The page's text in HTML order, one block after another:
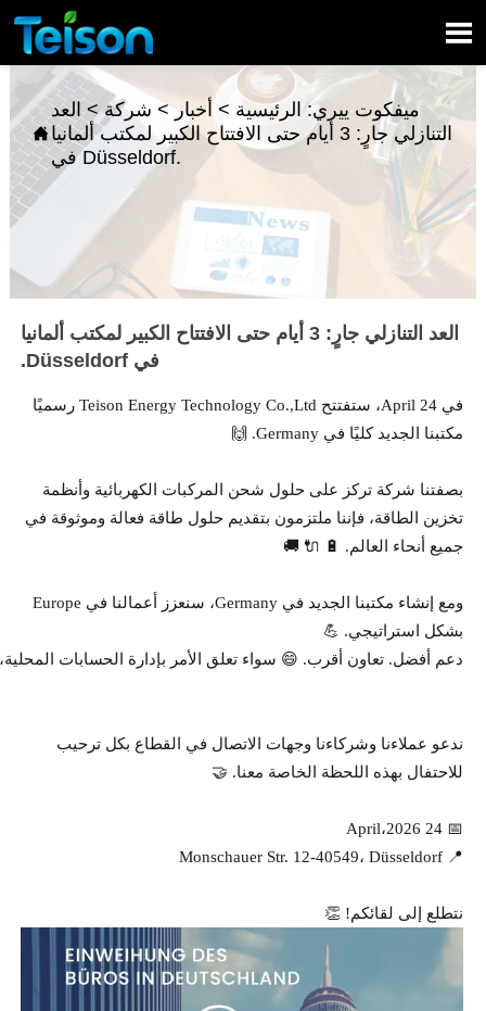


ميفكوت ييري: الرئيسية > أخبار> شركة> العد
التنازلي جارٍ: 3 أيام حتى الافتتاح الكبير لمكتب ألمانيا
في Düsseldorf.
العد التنازلي جارٍ: 3 أيام حتى الافتتاح الكبير لمكتب ألمانيا
في Düsseldorf.
في 24 April، ستفتتح Teison Energy Technology Co.,Ltd رسميًا
مكتبنا الجديد كليًا في Germany. 🙌
بصفتنا شركة تركز على حلول شحن المركبات الكهربائية وأنظمة
تخزين الطاقة، فإننا ملتزمون بتقديم حلول طاقة فعالة وموثوقة في
جميع أنحاء العالم. 🔋 🔌 🚚
ومع إنشاء مكتبنا الجديد في Germany، سنعزز أعمالنا في Europe
بشكل استراتيجي. 💪
دعم أفضل. تعاون أقرب. 😄 سواء تعلق الأمر بإدارة الحسابات
ندعو عملاءنا وشركاءنا وجهات الاتصال في القطاع بكل ترحيب
للاحتفال بهذه اللحظة الخاصة معنا. 🤝
📅 24 April،2026
📍 Monschauer Str. 12-40549، Düsseldorf
نتطلع إلى لقائكم! 👏